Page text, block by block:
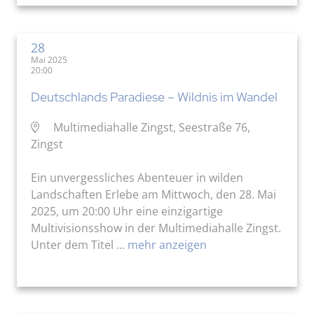
28
Mai 2025
20:00
Deutschlands Paradiese – Wildnis im Wandel
Multimediahalle Zingst, Seestraße 76,
Zingst
Ein unvergessliches Abenteuer in wilden
Landschaften Erlebe am Mittwoch, den 28. Mai
2025, um 20:00 Uhr eine einzigartige
Multivisionsshow in der Multimediahalle Zingst.
Unter dem Titel ... mehr anzeigen